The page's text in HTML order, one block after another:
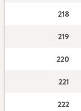
218
219
220
221
222